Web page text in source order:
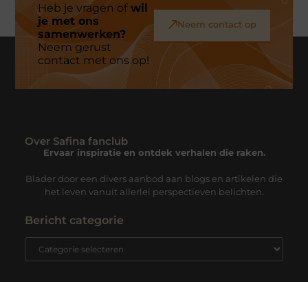
Heb je vragen ofwil
je met ons
samenwerken?
Neem gerust
contact met ons op!
Neem contact op
Over Safina fanclub
Ervaar inspiratie en ontdek verhalen die raken.
Blader door een divers aanbod aan blogs en artikelen die
het leven vanuit allerlei perspectieven belichten.
Bericht categorie